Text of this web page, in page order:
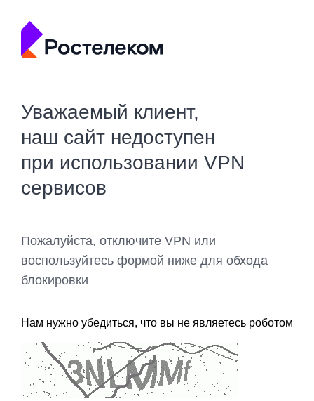
Уважаемый клиент,
наш сайт недоступен
при использовании VPN
сервисов
Пожалуйста, отключите VPN или
воспользуйтесь формой ниже для обхода
блокировки
Нам нужно убедиться, что вы не являетесь роботом